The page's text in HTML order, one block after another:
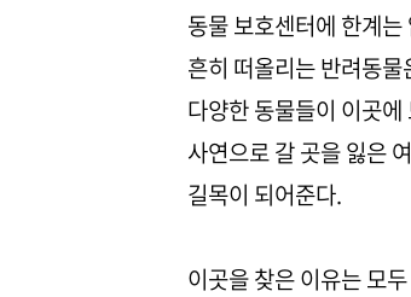
동물 보호센터에 한계
흔히 떠올리는 반려동
다양한 동물들이 이곳
사연으로 갈 곳을 잃은
길목이 되어준다.
이곳을 찾은 이유는 모